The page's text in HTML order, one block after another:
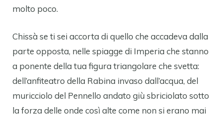
molto poco.
Chissà se ti sei accorta di quello che accadeva dalla
parte opposta, nelle spiagge di Imperia che stanno
a ponente della tua figura triangolare che svetta:
dell’anfiteatro della Rabina invaso dall’acqua, del
muricciolo del Pennello andato giù sbriciolato sotto
la forza delle onde così alte come non si erano mai